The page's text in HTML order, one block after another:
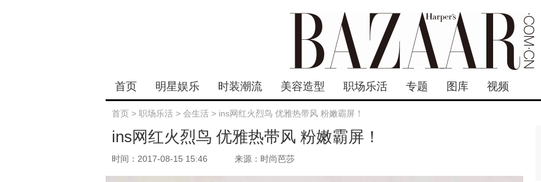
首页 明星娱乐 时装潮流 美容造型 职场乐活 专题 图库 视频
首页 > 职场乐活 > 会生活 > ins网红火烈鸟 优雅热带风 粉嫩霸屏！
ins网红火烈鸟 优雅热带风 粉嫩霸屏！
时间：2017-08-15 15:46 来源：时尚芭莎